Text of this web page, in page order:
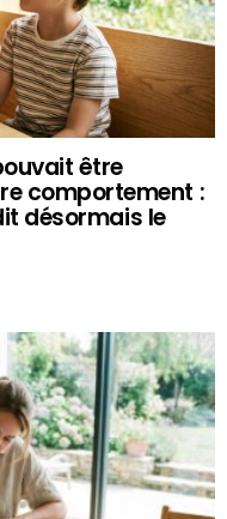
être
comportement :
désormais le